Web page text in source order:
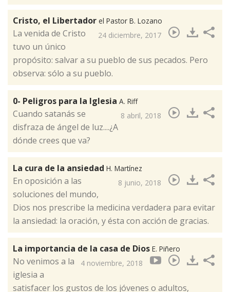
Cristo, el Libertador el Pastor B. Lozano
24 diciembre, 2017
​La venida de Cristo
tuvo un único
propósito: salvar a su pueblo de sus pecados. Pero
observa: sólo a su pueblo.
0- Peligros para la Iglesia A. Riff
8 abril, 2018
Cuando satanás se
disfraza de ángel de luz....¿A
dónde crees que va?​
La cura de la ansiedad H. Martínez
8 junio, 2018
En oposición a las
soluciones del mundo,
Dios nos prescribe la medicina verdadera para evitar
la ansiedad: la oración, y ésta con acción de gracias. ​
La importancia de la casa de Dios E. Piñero
4 noviembre, 2018
No venimos a la
iglesia a
satisfacer los gustos de los jóvenes o adultos,